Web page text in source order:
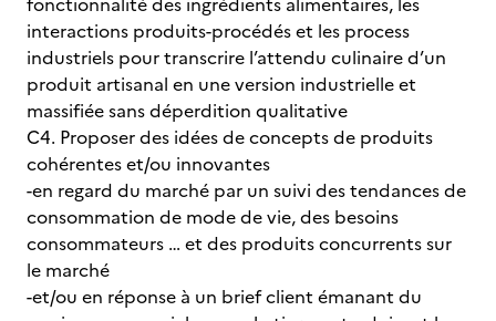
interactions produits-procédés et les process
industriels pour transcrire l’attendu culinaire d’un
produit artisanal en une version industrielle et
massifiée sans déperdition qualitative
C4. Proposer des idées de concepts de produits
cohérentes et/ou innovantes
-en regard du marché par un suivi des tendances de
consommation de mode de vie, des besoins
consommateurs … et des produits concurrents sur
le marché
-et/ou en réponse à un brief client émanant du